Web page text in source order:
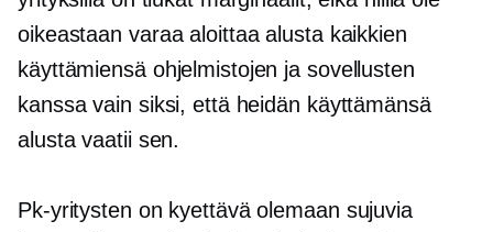
oikeastaan ​​varaa aloittaa alusta kaikkien
käyttämiensä ohjelmistojen ja sovellusten
kanssa vain siksi, että heidän käyttämänsä
alusta vaatii sen.
Pk-yritysten on kyettävä olemaan sujuvia